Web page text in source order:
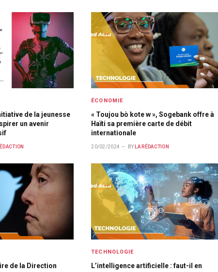
de la jeunesse
un avenir
ÉCONOMIE
« Toujou bò kote w », Sogebank offre à
Haïti sa première carte de débit
internationale
20/02/2024 BY LA RÉDACTION
de la Direction
TECHNOLOGIE
L’intelligence artificielle : faut-il en